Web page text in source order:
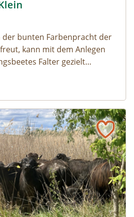
der bunten Farbenpracht der
kann mit dem Anlegen
Falter gezielt
mitgedacht werden. Denn
keine schönen
der Big Five im Weinviertel
im Weinviertel